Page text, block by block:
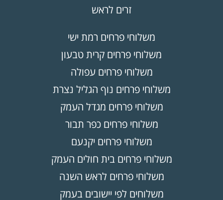
זרים לראש
משלוחי פרחים רמת ישי
משלוחי פרחים קרית טבעון
משלוחי פרחים עפולה
משלוחי פרחים נוף הגליל נצרת
משלוחי פרחים מגדל העמק
משלוחי פרחים כפר תבור
משלוחי פרחים יקנעם
משלוחי פרחים בית חולים העמק
משלוחי פרחים לראש השנה
משלוחים לפי יישובים בעמק